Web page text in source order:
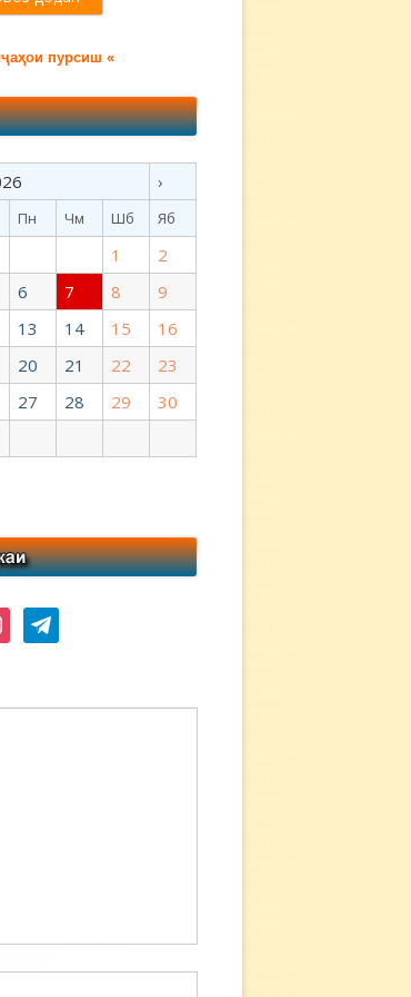
пурсиш «
›
Пн Чм Шб Яб
1
2
6 7 8
9
13 14 15
16
20 21 22
23
27 28 29
30
telegram